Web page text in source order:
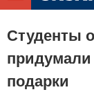
Студенты
придумали
подарки